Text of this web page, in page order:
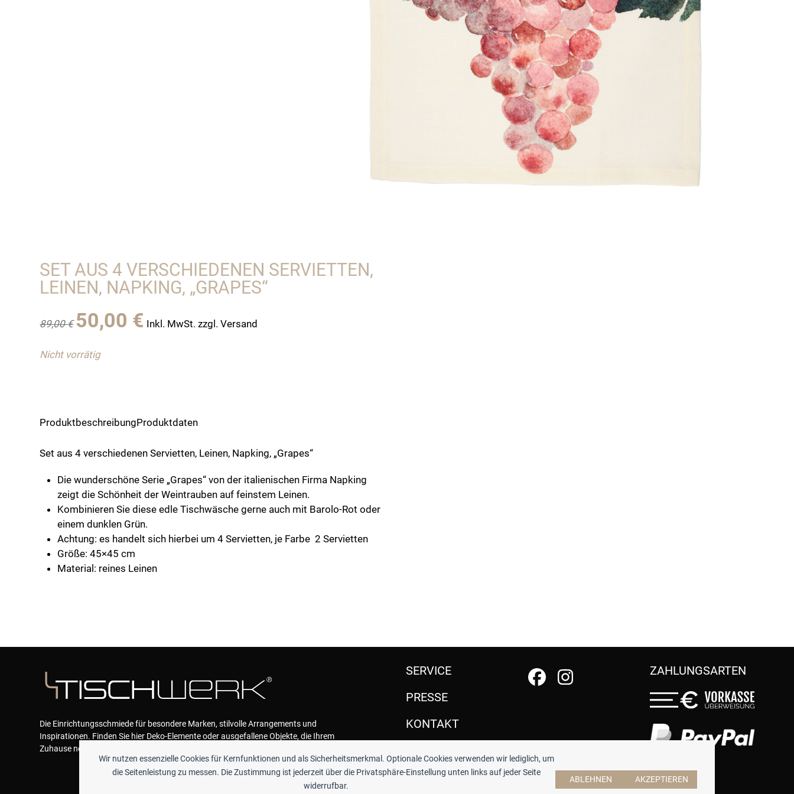
Wir nutzen essenzielle Cookies für Kernfunktionen und als Sicherheitsmerkmal. Optionale Cookies verwenden wir lediglich, um
die Seitenleistung zu messen. Die Zustimmung ist jederzeit über die Privatsphäre-Einstellung unten links auf jeder Seite
widerrufbar.
AKZEPTIEREN
ABLEHNEN
SET AUS 4 VERSCHIEDENEN SERVIETTEN,
LEINEN, NAPKING, „GRAPES“
89,00€
Ursprünglicher
Preis
89,00 €
50,00 € Preis
Inkl. MwSt. zzgl. Versand
Nicht vorrätig
ProduktbeschreibungProduktdaten
Set aus 4 verschiedenen Servietten, Leinen, Napking, „Grapes“
Die wunderschöne Serie „Grapes“ von der italienischen Firma Napking
zeigt die Schönheit der Weintrauben auf feinstem Leinen.
Kombinieren Sie diese edle Tischwäsche gerne auch mit Barolo-Rot oder
einem dunklen Grün.
Achtung: es handelt sich hierbei um 4 Servietten, je Farbe 2 Servietten
Größe: 45×45 cm
Material: reines Leinen
Die Einrichtungsschmiede für besondere Marken, stilvolle Arrangements und
Inspirationen. Finden Sie hier Deko-Elemente oder ausgefallene Objekte, die Ihrem
Zuhause neue Akzente geben und das Wohlfühlen garantieren.
SERVICE
PRESSE
KONTAKT
ZAHLUNGSARTEN